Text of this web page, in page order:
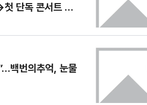
단독 콘서트 기
백번의추억, 눈물